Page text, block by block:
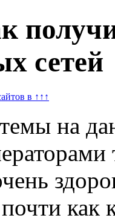
сетей
в ↑↑↑
на
как